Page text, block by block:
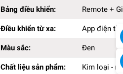
Công nghệ âm thanh:
Dolby Atmos
Kích thước màn hình:
77 inch
Bảng điều khiển: Remote +
Điều khiển từ xa: App điện
Màu sắc: Đen
Chất liệu sản phẩm: Kim loại -